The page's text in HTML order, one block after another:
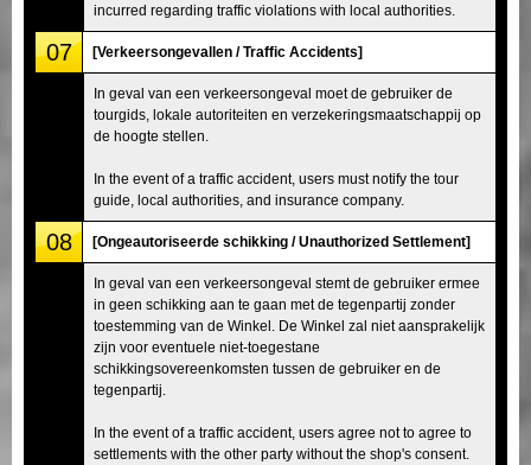
incurred regarding traffic violations with local authorities.
07 [Verkeersongevallen / Traffic Accidents]
In geval van een verkeersongeval moet de gebruiker de
tourgids, lokale autoriteiten en verzekeringsmaatschappij op
de hoogte stellen.
In the event of a traffic accident, users must notify the tour
guide, local authorities, and insurance company.
08 [Ongeautoriseerde schikking / Unauthorized Settlement]
In geval van een verkeersongeval stemt de gebruiker ermee
in geen schikking aan te gaan met de tegenpartij zonder
toestemming van de Winkel. De Winkel zal niet aansprakelijk
zijn voor eventuele niet-toegestane
schikkingsovereenkomsten tussen de gebruiker en de
tegenpartij.
In the event of a traffic accident, users agree not to agree to
settlements with the other party without the shop's consent.